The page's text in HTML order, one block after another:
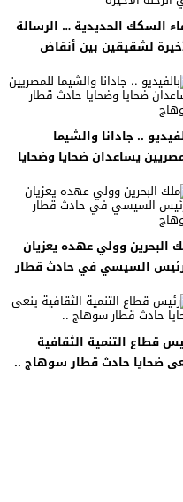
السكك الحديدية … الرسالة
لشقيقين بين أنقاض
.. جادانا والشيما
يساعدان ضحايا وضحايا
البحرين وولي عهده يعزيان
السيسي في حادث قطار
قطاع التنمية الثقافية
ضحايا حادث قطار سوهاج ..